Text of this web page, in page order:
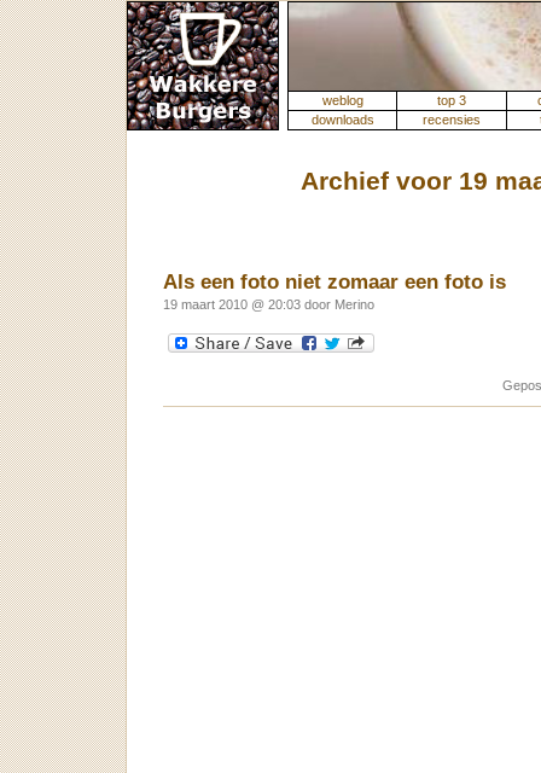
weblog top 3
downloads
recensies
Archief voor 19
Als een foto niet zomaar een foto is
19 maart 2010 @ 20:03 door Merino